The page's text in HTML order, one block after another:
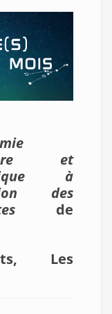
et
à
des
de
Les